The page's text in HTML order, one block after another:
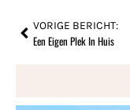
VORIGE BERICHT:
Een Eigen Plek In Huis